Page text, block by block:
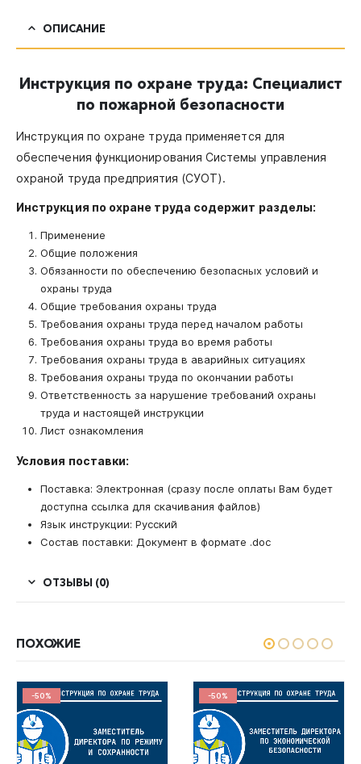
ОПИСАНИЕ
Инструкция по охране труда: Специалист
по пожарной безопасности
Инструкция по охране труда применяется для
обеспечения функционирования Системы управления
охраной труда предприятия (СУОТ).
Инструкция по охране труда содержит разделы:
Применение
Общие положения
Обязанности по обеспечению безопасных условий и
охраны труда
Общие требования охраны труда
Требования охраны труда перед началом работы
Требования охраны труда во время работы
Требования охраны труда в аварийных ситуациях
Требования охраны труда по окончании работы
Ответственность за нарушение требований охраны
труда и настоящей инструкции
Лист ознакомления
Условия поставки:
Поставка: Электронная (сразу после оплаты Вам будет
доступна ссылка для скачивания файлов)
Язык инструкции: Русский
Состав поставки: Документ в формате .doc
ОТЗЫВЫ (0)
ПОХОЖИЕ
-50% -50%